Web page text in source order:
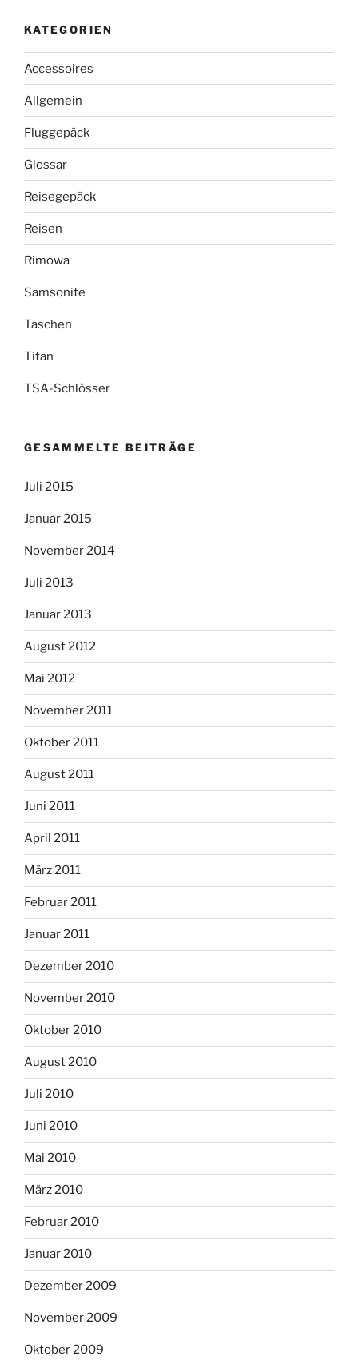
KATEGORIEN
Accessoires
Allgemein
Fluggepäck
Glossar
Reisegepäck
Reisen
Rimowa
Samsonite
Taschen
Titan
TSA-Schlösser
GESAMMELTE BEITRÄGE
Juli 2015
Januar 2015
November 2014
Juli 2013
Januar 2013
August 2012
Mai 2012
November 2011
Oktober 2011
August 2011
Juni 2011
April 2011
März 2011
Februar 2011
Januar 2011
Dezember 2010
November 2010
Oktober 2010
August 2010
Juli 2010
Juni 2010
Mai 2010
März 2010
Februar 2010
Januar 2010
Dezember 2009
November 2009
Oktober 2009